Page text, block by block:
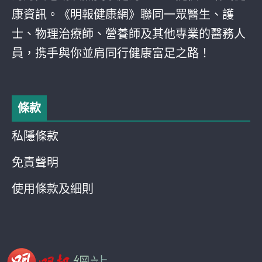
康資訊。《明報健康網》聯同一眾醫生、護
士、物理治療師、營養師及其他專業的醫務人
員，携手與你並肩同行健康富足之路！
條款
私隱條款
免責聲明
使用條款及細則